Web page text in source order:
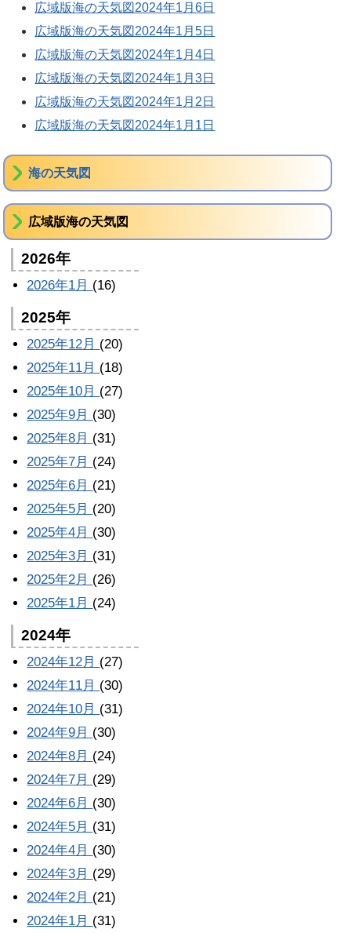
広域版海の天気図2024年1月6日
広域版海の天気図2024年1月5日
広域版海の天気図2024年1月4日
広域版海の天気図2024年1月3日
広域版海の天気図2024年1月2日
広域版海の天気図2024年1月1日
海の天気図
広域版海の天気図
2026年
2026年1月 (16)
2025年
2025年12月 (20)
2025年11月 (18)
2025年10月 (27)
2025年9月 (30)
2025年8月 (31)
2025年7月 (24)
2025年6月 (21)
2025年5月 (20)
2025年4月 (30)
2025年3月 (31)
2025年2月 (26)
2025年1月 (24)
2024年
2024年12月 (27)
2024年11月 (30)
2024年10月 (31)
2024年9月 (30)
2024年8月 (24)
2024年7月 (29)
2024年6月 (30)
2024年5月 (31)
2024年4月 (30)
2024年3月 (29)
2024年2月 (21)
2024年1月 (31)